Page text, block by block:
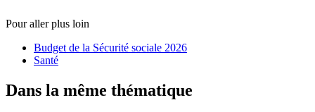
Pour aller plus loin
Budget de la Sécurité sociale 2026
Santé
Dans la même thématique